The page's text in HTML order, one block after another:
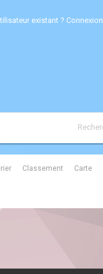
existant ? Connexion
Classement Carte